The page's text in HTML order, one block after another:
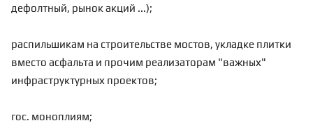
дефолтный, рынок акций ...);
распильшикам на строительстве мостов, укладке плитки
вместо асфальта и прочим реализаторам "важных"
инфраструктурных проектов;
гос. моноплиям;